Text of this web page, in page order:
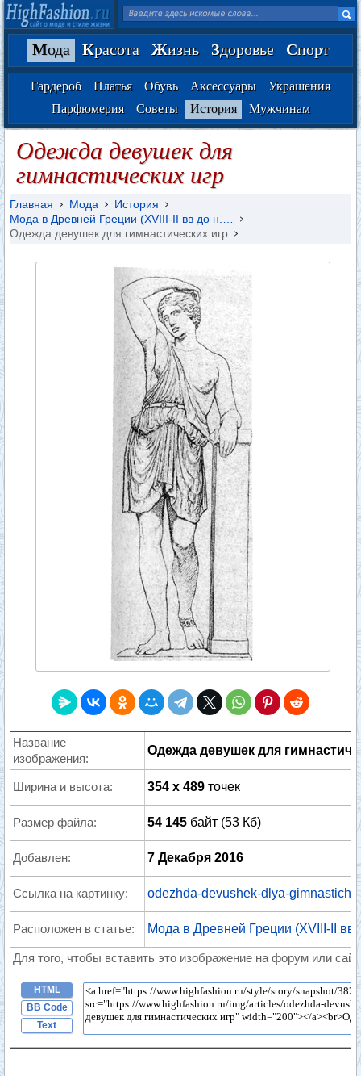
Мода Красота Жизнь Здоровье Спорт
Гардероб Платья Обувь Аксессуары
Украшения
Парфюмерия
Советы История Мужчинам
Одежда девушек для
гимнастических игр
Главная Мода
История
Мода в Древней Греции (XVIII-II вв до н.…
Одежда девушек для гимнастических игр
Название
изображения:
Одежда девушек для
Ширина и высота: 354 x 489 точек
Размер файла: 54 145 байт (53 Кб)
Добавлен: 7 Декабря 2016
Ссылка на картинку: odezhda-devushek-dlya-
Расположен в статье: Мода в Древней Греции (XVIII-II вв
Для того, чтобы вставить это изображение на форум или
HTML
BB Code
Text